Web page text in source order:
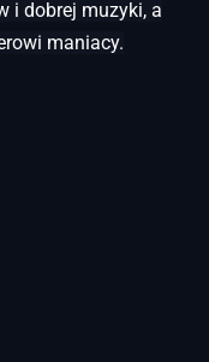
i dobrej muzyki, a
maniacy.